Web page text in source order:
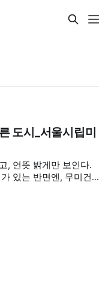
도시_서울시립미
, 언뜻 밝게만 보인다.
있는 반면엔, 무미건
그늘이 없다 하지만,